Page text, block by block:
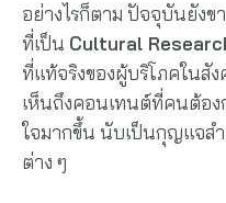
อย่างไรก็ตาม ปัจจุบันยังข
ที่เป็น Cultural
ที่แท้จริงของผู้บริโภคในสัง
เห็นถึงคอนเทนต์ที่คนต้อง
ใจมากขึ้น นับเป็นกุญแจส
ต่าง ๆ